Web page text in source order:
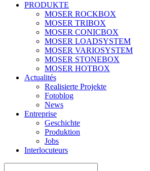
PRODUKTE
MOSER ROCKBOX
MOSER TRIBOX
MOSER CONICBOX
MOSER LOADSYSTEM
MOSER VARIOSYSTEM
MOSER STONEBOX
MOSER HOTBOX
Actualités
Realisierte Projekte
Fotoblog
News
Entreprise
Geschichte
Produktion
Jobs
Interlocuteurs